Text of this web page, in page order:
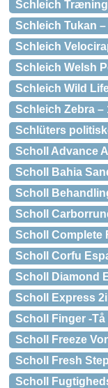
Schleich
Schleich Tukan –
Schleich
Schleich Welsh
Schleich Wild
Schleich Zebra –
Schlüters
Scholl Advance
Scholl Bahia
Scholl
Scholl
Scholl
Scholl Corfu
Scholl Diamond
Scholl Express
Scholl Finger -
Scholl Freeze
Scholl Fresh
Scholl